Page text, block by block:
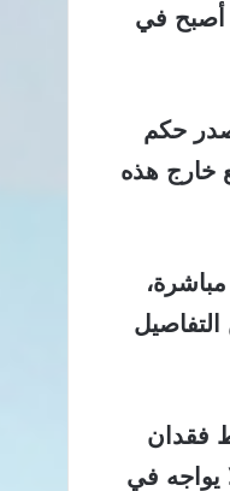
أصبح في
حكم
خارج هذه
فقدان
يواجه في